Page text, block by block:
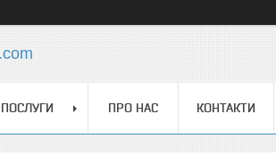
ПРО НАС КОНТАКТИ